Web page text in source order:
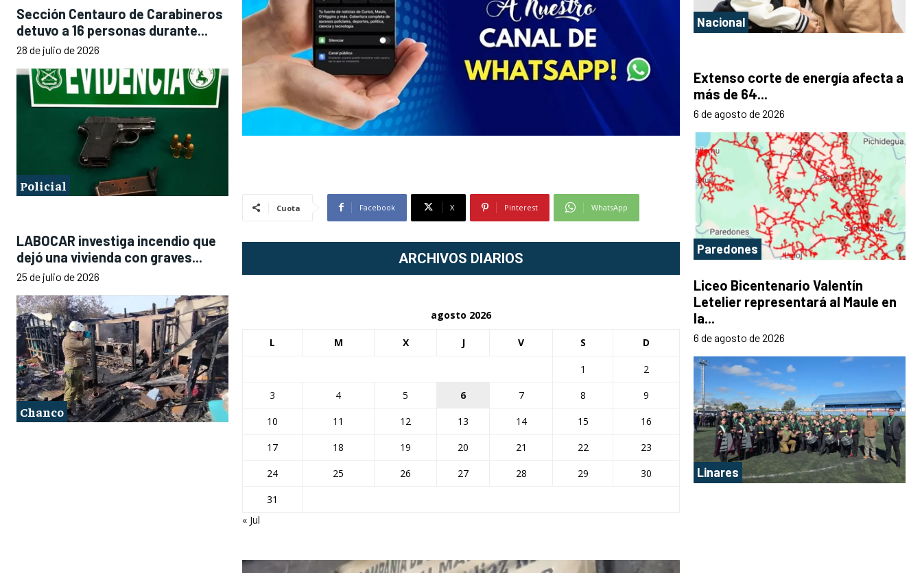
Sección Centauro de Carabineros
detuvo a 16 personas durante...
28 de julio de 2026
Policial
LABOCAR investiga incendio que
dejó una vivienda con graves...
25 de julio de 2026
Chanco
Cuota Facebook X Pinterest WhatsApp
ARCHIVOS DIARIOS
agosto 2026
L M X J V S D
1
2
3
4 5 6 7 8
9
10
11 12 13 14 15
16
17
18 19 20 21 22
23
24
25 26 27 28 29
30
31
« Jul
Nacional
Extenso corte de energía afecta a
más de 64...
6 de agosto de 2026
Paredones
Liceo Bicentenario Valentín
Letelier representará al Maule en
la...
6 de agosto de 2026
Linares